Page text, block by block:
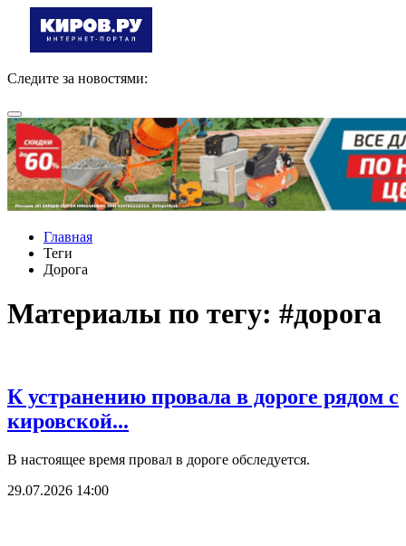
Следите за новостями:
Главная
Теги
Дорога
Материалы по тегу: #дорога
К устранению провала в дороге рядом с
кировской...
В настоящее время провал в дороге обследуется.
29.07.2026 14:00